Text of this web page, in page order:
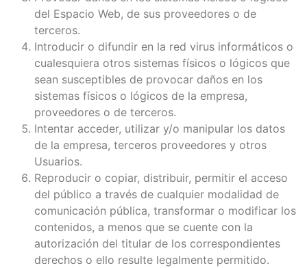
del Espacio Web, de sus proveedores o de
terceros.
Introducir o difundir en la red virus informáticos o
cualesquiera otros sistemas físicos o lógicos que
sean susceptibles de provocar daños en los
sistemas físicos o lógicos de la empresa,
proveedores o de terceros.
Intentar acceder, utilizar y/o manipular los datos
de la empresa, terceros proveedores y otros
Usuarios.
Reproducir o copiar, distribuir, permitir el acceso
del público a través de cualquier modalidad de
comunicación pública, transformar o modificar los
contenidos, a menos que se cuente con la
autorización del titular de los correspondientes
derechos o ello resulte legalmente permitido.